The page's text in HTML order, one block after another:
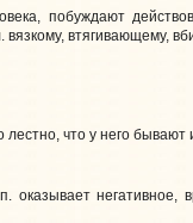
побуждают
втягивающему,
что у него бывают
оказывает